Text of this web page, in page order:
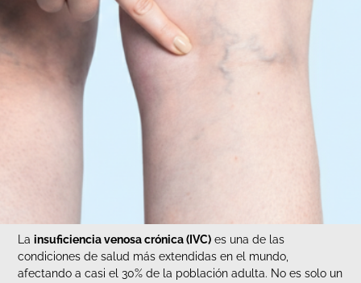
Lainsuficiencia venosa crónica (IVC) es una de las
condiciones de salud más extendidas en el mundo,
afectando a casi el 30% de la población adulta. No es solo un